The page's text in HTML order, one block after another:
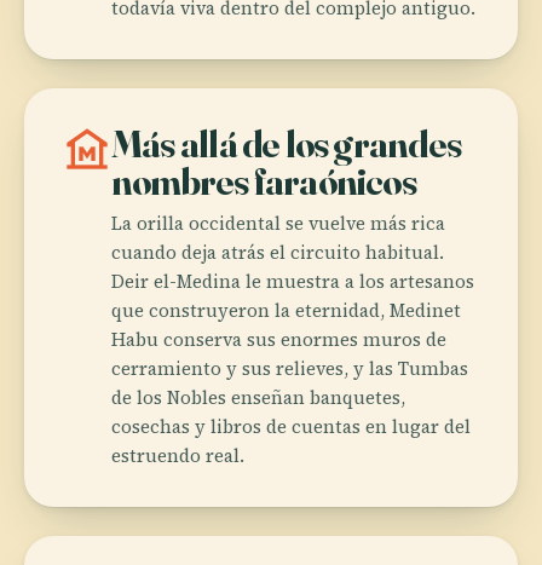
todavía viva dentro del complejo antiguo.
museumMás allá de los grandes
nombres faraónicos
La orilla occidental se vuelve más rica
cuando deja atrás el circuito habitual.
Deir el-Medina le muestra a los artesanos
que construyeron la eternidad, Medinet
Habu conserva sus enormes muros de
cerramiento y sus relieves, y las Tumbas
de los Nobles enseñan banquetes,
cosechas y libros de cuentas en lugar del
estruendo real.